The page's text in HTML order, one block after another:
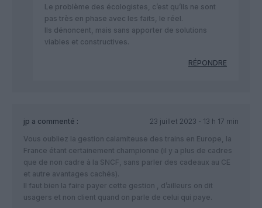
Le problème des écologistes, c’est qu’ils ne sont
pas très en phase avec les faits, le réel.
Ils dénoncent, mais sans apporter de solutions
viables et constructives.
RÉPONDRE
jp a commenté :
23 juillet 2023 - 13 h 17 min
Vous oubliez la gestion calamiteuse des trains en Europe, la
France étant certainement championne (il y a plus de cadres
que de non cadre à la SNCF, sans parler des cadeaux au CE
et autre avantages cachés).
Il faut bien la faire payer cette gestion , d’ailleurs on dit
usagers et non client quand on parle de celui qui paye.